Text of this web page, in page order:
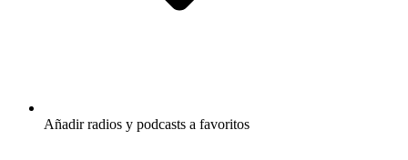
Añadir radios y podcasts a favoritos